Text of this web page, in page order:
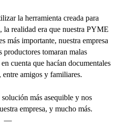
la herramienta creada para
la realidad era que nuestra PYME
más importante, nuestra empresa
productores tomaran malas
cuenta que hacían documentales
entre amigos y familiares.
más asequible y nos
empresa, y mucho más.
—